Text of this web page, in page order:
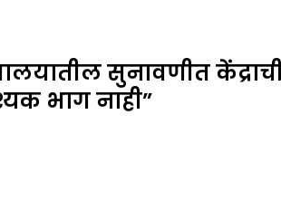
सुनावणीत
भाग नाही”